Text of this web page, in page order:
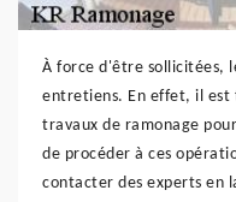
À force d'être sollicitées,
entretiens. En effet, il est
travaux de ramonage
de procéder à ces
contacter des experts en